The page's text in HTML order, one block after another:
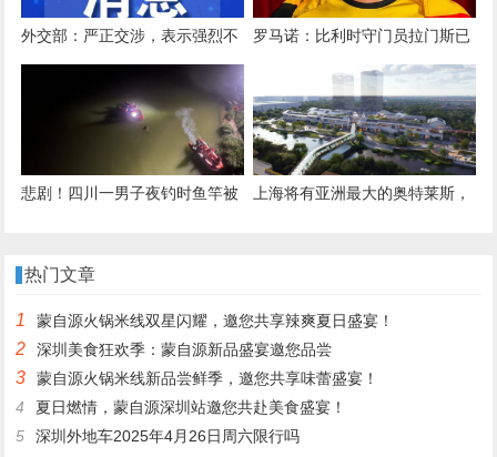
外交部：严正交涉，表示强烈不
罗马诺：比利时守门员拉门斯已
同意加盟曼联，转会费2000万欧
悲剧！四川一男子夜钓时鱼竿被
上海将有亚洲最大的奥特莱斯，
热门文章
1 蒙自源火锅米线双星闪耀，邀您共享辣爽夏日盛宴！
2 深圳美食狂欢季：蒙自源新品盛宴邀您品尝
3
蒙自源火锅米线新品尝鲜季，邀您共享味蕾盛宴！
4
夏日燃情，蒙自源深圳站邀您共赴美食盛宴！
5
深圳外地车2025年4月26日周六限行吗